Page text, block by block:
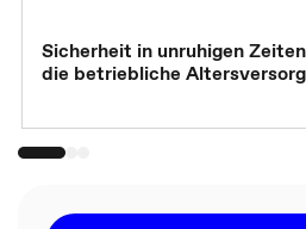
Sicherheit in unruhigen
die betriebliche